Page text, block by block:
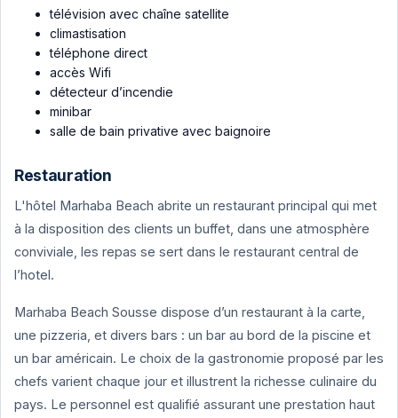
télévision avec chaîne satellite
climastisation
téléphone direct
accès Wifi
détecteur d’incendie
minibar
salle de bain privative avec baignoire
Restauration
L'hôtel Marhaba Beach abrite un restaurant principal qui met
à la disposition des clients un buffet, dans une atmosphère
conviviale, les repas se sert dans le restaurant central de
l’hotel.
Marhaba Beach Sousse dispose d’un restaurant à la carte,
une pizzeria, et divers bars : un bar au bord de la piscine et
un bar américain. Le choix de la gastronomie proposé par les
chefs varient chaque jour et illustrent la richesse culinaire du
pays. Le personnel est qualifié assurant une prestation haut